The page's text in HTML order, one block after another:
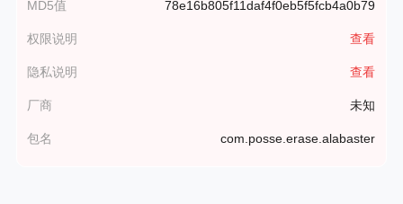
MD5值 78e16b805f11daf4f0eb5f5fcb4a0b79
权限说明 查看
隐私说明 查看
厂商 未知
包名 com.posse.erase.alabaster